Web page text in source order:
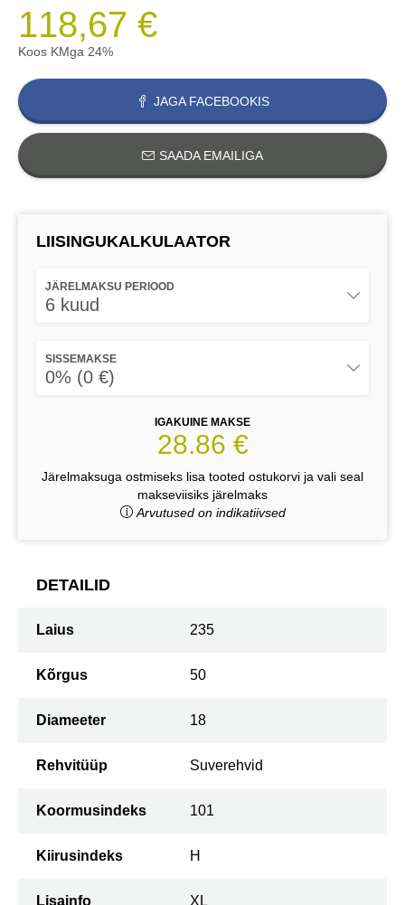
118,67 €
Koos KMga 24%
JAGA FACEBOOKIS
SAADA EMAILIGA
LIISINGUKALKULAATOR
JÄRELMAKSU PERIOOD
6 kuud
SISSEMAKSE
0% (0 €)
IGAKUINE MAKSE
28.86 €
Järelmaksuga ostmiseks lisa tooted ostukorvi ja vali seal
makseviisiks järelmaks
Arvutused on indikatiivsed
DETAILID
Laius 235
Kõrgus 50
Diameeter 18
Rehvitüüp Suverehvid
Koormusindeks 101
Kiirusindeks H
Lisainfo XL